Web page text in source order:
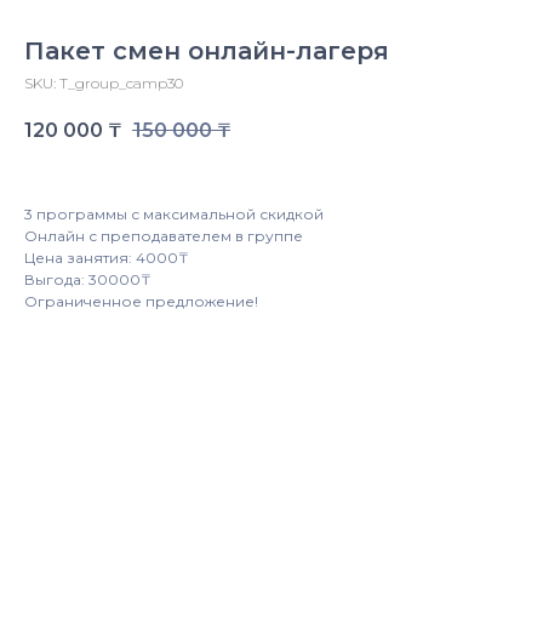
Пакет смен онлайн-лагеря
SKU: T_group_camp30
120 000 ₸ 150 000 ₸
3 программы с максимальной скидкой
Онлайн с преподавателем в группе
Цена занятия: 4000₸
Выгода: 30000₸
Ограниченное предложение!